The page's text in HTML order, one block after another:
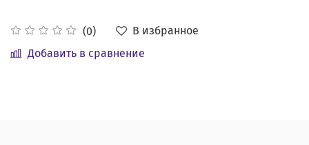
(0)
В избранное
Добавить в сравнение